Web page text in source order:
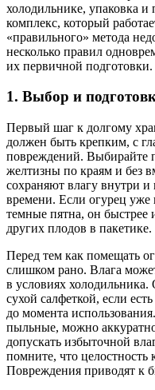
холодильнике, упаковка
комплекс, который
«правильного» метода
несколько правил
их первичной подготовки.
1. Выбор и
Первый шаг к долгому
должен быть крепким, с
повреждений. Выбирайте
желтизны по краям и без
сохраняют влагу внутри
времени. Если огурец уже
темные пятна, он быстрее
других плодов в пакетике.
Перед тем как помещать
слишком рано. Влага
в условиях
сухой салфеткой, если
до момента
пыльные, можно
допускать избыточной
помните, что
Повреждения приводят к